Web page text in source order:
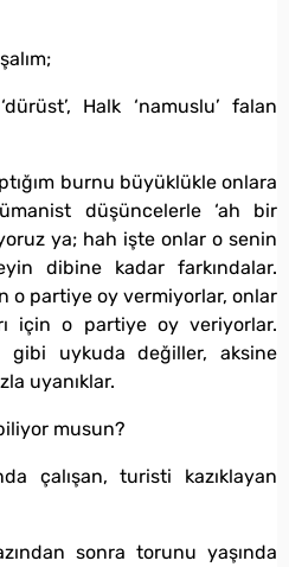
Halk ‘namuslu’ falan
burnu büyüklükle onlara
düşüncelerle ‘ah bir
ya; hah işte onlar o senin
dibine kadar farkındalar.
o partiye oy vermiyorlar, onlar
için o partiye oy veriyorlar.
gibi uykuda değiller, aksine
uyanıklar.
musun?
çalışan, turisti kazıklayan
sonra torunu yaşında